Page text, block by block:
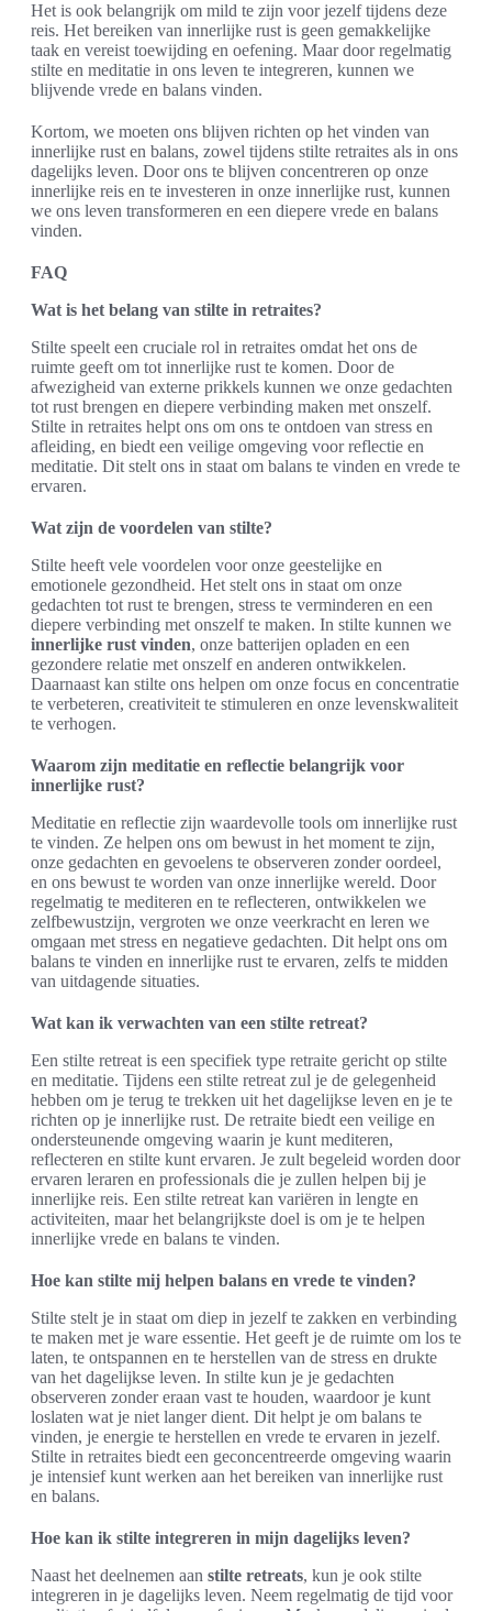
Het is ook belangrijk om mild te zijn voor jezelf tijdens deze
reis. Het bereiken van innerlijke rust is geen gemakkelijke
taak en vereist toewijding en oefening. Maar door regelmatig
stilte en meditatie in ons leven te integreren, kunnen we
blijvende vrede en balans vinden.
Kortom, we moeten ons blijven richten op het vinden van
innerlijke rust en balans, zowel tijdens stilte retraites als in ons
dagelijks leven. Door ons te blijven concentreren op onze
innerlijke reis en te investeren in onze innerlijke rust, kunnen
we ons leven transformeren en een diepere vrede en balans
vinden.
FAQ
Wat is het belang van stilte in retraites?
Stilte speelt een cruciale rol in retraites omdat het ons de
ruimte geeft om tot innerlijke rust te komen. Door de
afwezigheid van externe prikkels kunnen we onze gedachten
tot rust brengen en diepere verbinding maken met onszelf.
Stilte in retraites helpt ons om ons te ontdoen van stress en
afleiding, en biedt een veilige omgeving voor reflectie en
meditatie. Dit stelt ons in staat om balans te vinden en vrede te
ervaren.
Wat zijn de voordelen van stilte?
Stilte heeft vele voordelen voor onze geestelijke en
emotionele gezondheid. Het stelt ons in staat om onze
gedachten tot rust te brengen, stress te verminderen en een
diepere verbinding met onszelf te maken. In stilte kunnen we
innerlijke rust vinden, onze batterijen opladen en een
gezondere relatie met onszelf en anderen ontwikkelen.
Daarnaast kan stilte ons helpen om onze focus en concentratie
te verbeteren, creativiteit te stimuleren en onze levenskwaliteit
te verhogen.
Waarom zijn meditatie en reflectie belangrijk voor
innerlijke rust?
Meditatie en reflectie zijn waardevolle tools om innerlijke rust
te vinden. Ze helpen ons om bewust in het moment te zijn,
onze gedachten en gevoelens te observeren zonder oordeel,
en ons bewust te worden van onze innerlijke wereld. Door
regelmatig te mediteren en te reflecteren, ontwikkelen we
zelfbewustzijn, vergroten we onze veerkracht en leren we
omgaan met stress en negatieve gedachten. Dit helpt ons om
balans te vinden en innerlijke rust te ervaren, zelfs te midden
van uitdagende situaties.
Wat kan ik verwachten van een stilte retreat?
Een stilte retreat is een specifiek type retraite gericht op stilte
en meditatie. Tijdens een stilte retreat zul je de gelegenheid
hebben om je terug te trekken uit het dagelijkse leven en je te
richten op je innerlijke rust. De retraite biedt een veilige en
ondersteunende omgeving waarin je kunt mediteren,
reflecteren en stilte kunt ervaren. Je zult begeleid worden door
ervaren leraren en professionals die je zullen helpen bij je
innerlijke reis. Een stilte retreat kan variëren in lengte en
activiteiten, maar het belangrijkste doel is om je te helpen
innerlijke vrede en balans te vinden.
Hoe kan stilte mij helpen balans en vrede te vinden?
Stilte stelt je in staat om diep in jezelf te zakken en verbinding
te maken met je ware essentie. Het geeft je de ruimte om los te
laten, te ontspannen en te herstellen van de stress en drukte
van het dagelijkse leven. In stilte kun je je gedachten
observeren zonder eraan vast te houden, waardoor je kunt
loslaten wat je niet langer dient. Dit helpt je om balans te
vinden, je energie te herstellen en vrede te ervaren in jezelf.
Stilte in retraites biedt een geconcentreerde omgeving waarin
je intensief kunt werken aan het bereiken van innerlijke rust
en balans.
Hoe kan ik stilte integreren in mijn dagelijks leven?
Naast het deelnemen aan stilte retreats, kun je ook stilte
integreren in je dagelijks leven. Neem regelmatig de tijd voor